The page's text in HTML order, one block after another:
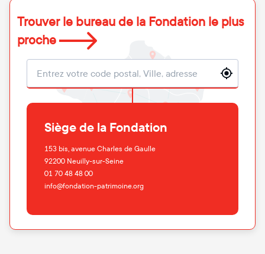
Trouver le bureau de la Fondation le plus
proche
Localisation
Siège de la Fondation
153 bis, avenue Charles de Gaulle
92200 Neuilly-sur-Seine
01 70 48 48 00
info@fondation-patrimoine.org